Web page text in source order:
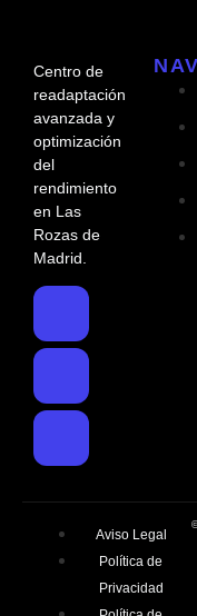
Centro de
readaptación
avanzada y
optimización
del
rendimiento
en Las
Rozas de
Madrid.
Aviso Legal
Política de
Privacidad